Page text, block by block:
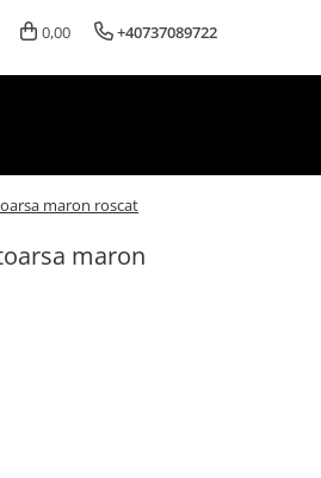
0,00 +40737089722
maron roscat
maron